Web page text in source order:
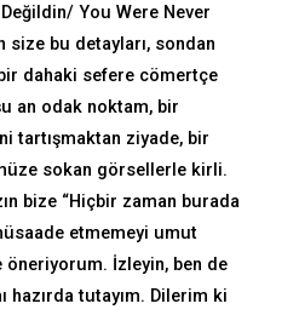
You Were Never
size bu detayları, sondan
dahaki sefere cömertçe
an odak noktam, bir
tartışmaktan ziyade, bir
sokan görsellerle kirli.
bize “Hiçbir zaman burada
etmemeyi umut
İzleyin, ben de
hazırda tutayım. Dilerim ki